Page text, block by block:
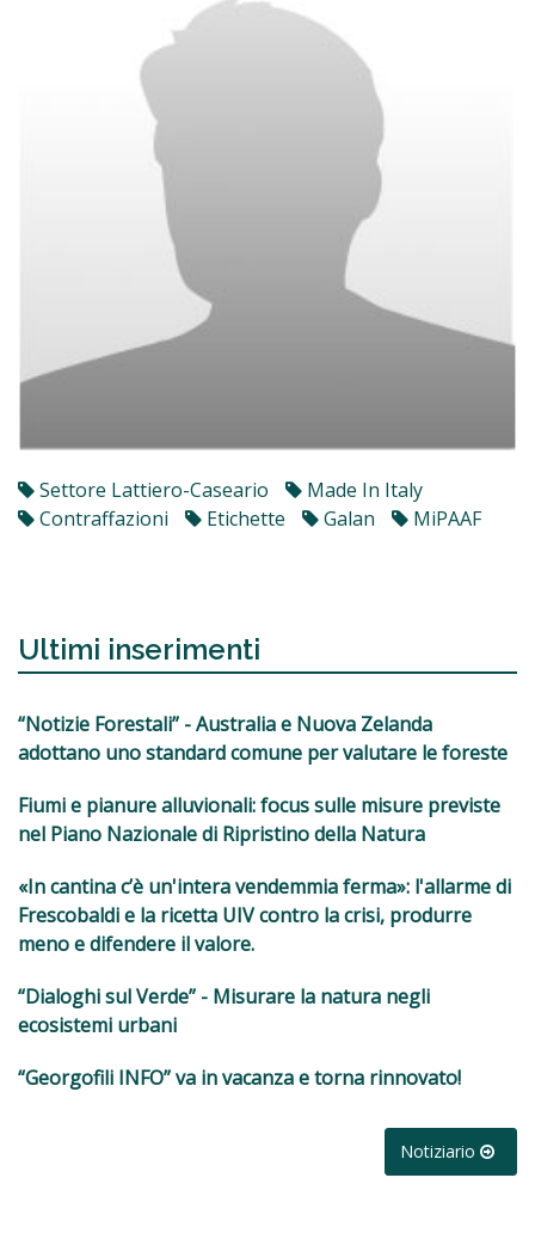
Settore Lattiero-Caseario
Made In Italy
Contraffazioni
Etichette Galan MiPAAF
Ultimi inserimenti
“Notizie Forestali” - Australia e Nuova Zelanda
adottano uno standard comune per valutare le foreste
Fiumi e pianure alluvionali: focus sulle misure previste
nel Piano Nazionale di Ripristino della Natura
«In cantina c’è un'intera vendemmia ferma»: l'allarme di
Frescobaldi e la ricetta UIV contro la crisi, produrre
meno e difendere il valore.
“Dialoghi sul Verde” - Misurare la natura negli
ecosistemi urbani
“Georgofili INFO” va in vacanza e torna rinnovato!
Notiziario